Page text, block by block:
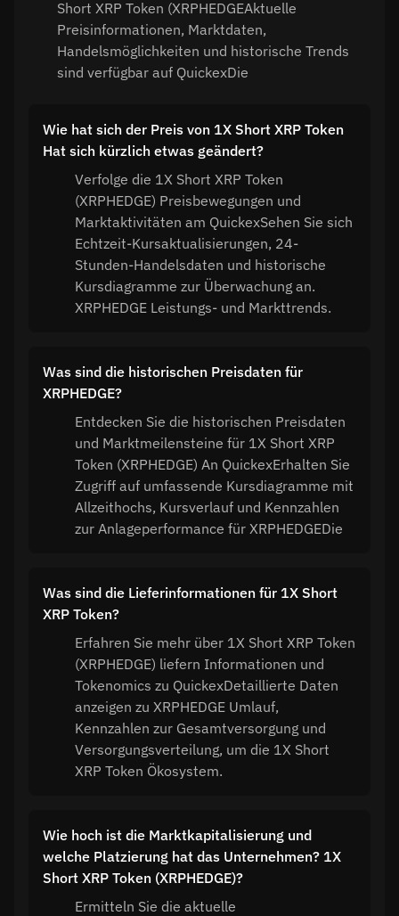
Short XRP Token (XRPHEDGEAktuelle
Preisinformationen, Marktdaten,
Handelsmöglichkeiten und historische Trends
sind verfügbar auf QuickexDie
Wie hat sich der Preis von 1X Short XRP Token
Hat sich kürzlich etwas geändert?
Verfolge die 1X Short XRP Token
(XRPHEDGE) Preisbewegungen und
Marktaktivitäten am QuickexSehen Sie sich
Echtzeit-Kursaktualisierungen, 24-
Stunden-Handelsdaten und historische
Kursdiagramme zur Überwachung an.
XRPHEDGE Leistungs- und Markttrends.
Was sind die historischen Preisdaten für
XRPHEDGE?
Entdecken Sie die historischen Preisdaten
und Marktmeilensteine für 1X Short XRP
Token (XRPHEDGE) An QuickexErhalten Sie
Zugriff auf umfassende Kursdiagramme mit
Allzeithochs, Kursverlauf und Kennzahlen
zur Anlageperformance für XRPHEDGEDie
Was sind die Lieferinformationen für 1X Short
XRP Token?
Erfahren Sie mehr über 1X Short XRP Token
(XRPHEDGE) liefern Informationen und
Tokenomics zu QuickexDetaillierte Daten
anzeigen zu XRPHEDGE Umlauf,
Kennzahlen zur Gesamtversorgung und
Versorgungsverteilung, um die 1X Short
XRP Token Ökosystem.
Wie hoch ist die Marktkapitalisierung und
welche Platzierung hat das Unternehmen? 1X
Short XRP Token (XRPHEDGE)?
Ermitteln Sie die aktuelle